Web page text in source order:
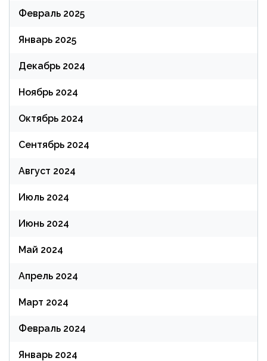
Февраль 2025
Январь 2025
Декабрь 2024
Ноябрь 2024
Октябрь 2024
Сентябрь 2024
Август 2024
Июль 2024
Июнь 2024
Май 2024
Апрель 2024
Март 2024
Февраль 2024
Январь 2024